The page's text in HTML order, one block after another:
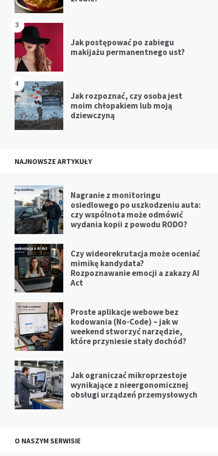
3
Jak postępować po zabiegu
makijażu permanentnego ust?
4
Jak rozpoznać, czy osoba jest
moim chłopakiem lub moją
dziewczyną
NAJNOWSZE ARTYKUŁY
Nagranie z monitoringu
osiedlowego po uszkodzeniu auta:
czy wspólnota może odmówić
wydania kopii z powodu RODO?
Czy wideorekrutacja może oceniać
mimikę kandydata?
Rozpoznawanie emocji a zakazy AI
Act
Proste aplikacje webowe bez
kodowania (No-Code) – jak w
weekend stworzyć narzędzie,
które przyniesie stały dochód?
Jak ograniczać mikroprzestoje
wynikające z nieergonomicznej
obsługi urządzeń przemysłowych
O NASZYM SERWISIE